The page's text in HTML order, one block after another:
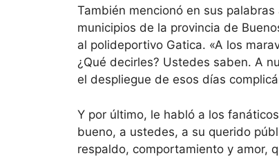
También mencionó en sus
municipios de la provincia de
al polideportivo Gatica. «A los
¿Qué decirles? Ustedes saben. A
el despliegue de esos días
Y por último, le habló a los
bueno, a ustedes, a su querido
respaldo, comportamiento y amor,